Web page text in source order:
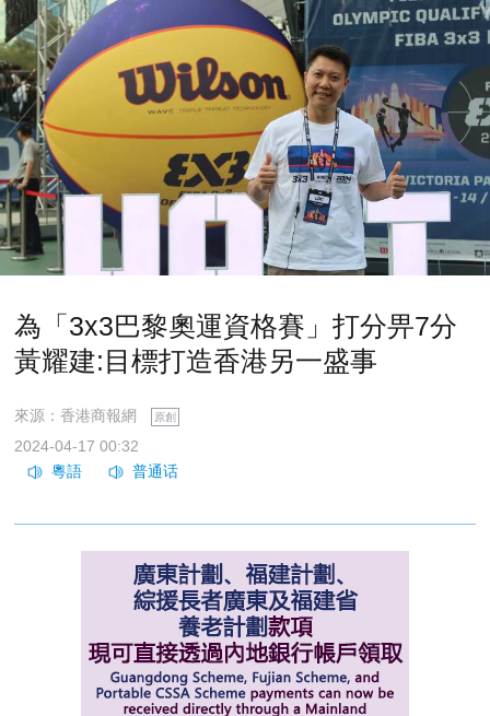
為「3x3巴黎奧運資格賽」打分畀7分
黃耀建:目標打造香港另一盛事
來源：香港商報網 原創
2024-04-17 00:32